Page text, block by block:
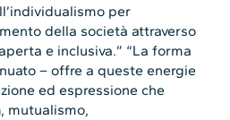
per
della società attraverso
e inclusiva.” “La forma
– offre a queste energie
ed espressione che
, mutualismo,